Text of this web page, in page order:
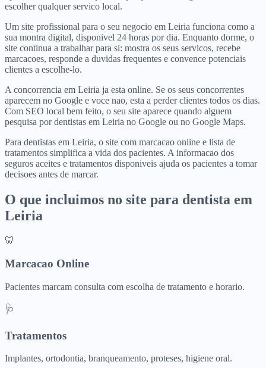
escolher qualquer servico local.
Um site profissional para o seu negocio em Leiria funciona como a
sua montra digital, disponivel 24 horas por dia. Enquanto dorme, o
site continua a trabalhar para si: mostra os seus servicos, recebe
marcacoes, responde a duvidas frequentes e convence potenciais
clientes a escolhe-lo.
A concorrencia em Leiria ja esta online. Se os seus concorrentes
aparecem no Google e voce nao, esta a perder clientes todos os dias.
Com SEO local bem feito, o seu site aparece quando alguem
pesquisa por dentistas em Leiria no Google ou no Google Maps.
Para dentistas em Leiria, o site com marcacao online e lista de
tratamentos simplifica a vida dos pacientes. A informacao dos
seguros aceites e tratamentos disponiveis ajuda os pacientes a tomar
decisoes antes de marcar.
O que incluimos no site para dentista em
Leiria
🦷
Marcacao Online
Pacientes marcam consulta com escolha de tratamento e horario.
🩺
Tratamentos
Implantes, ortodontia, branqueamento, proteses, higiene oral.